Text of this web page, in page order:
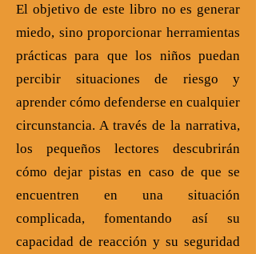
El objetivo de este libro no es generar
miedo, sino proporcionar herramientas
prácticas para que los niños puedan
percibir situaciones de riesgo y
aprender cómo defenderse en cualquier
circunstancia. A través de la narrativa,
los pequeños lectores descubrirán
cómo dejar pistas en caso de que se
encuentren en una situación
complicada, fomentando así su
capacidad de reacción y su seguridad